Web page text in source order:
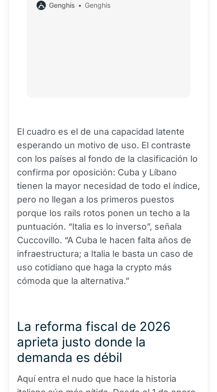
2025. Lee el informe completo.
Genghis Genghis
El cuadro es el de una capacidad latente
esperando un motivo de uso. El contraste
con los países al fondo de la clasificación lo
confirma por oposición: Cuba y Líbano
tienen la mayor necesidad de todo el índice,
pero no llegan a los primeros puestos
porque los rails rotos ponen un techo a la
puntuación. “Italia es lo inverso”, señala
Cuccovillo. “A Cuba le hacen falta años de
infraestructura; a Italia le basta un caso de
uso cotidiano que haga la crypto más
cómoda que la alternativa.”
La reforma fiscal de 2026
aprieta justo donde la
demanda es débil
Aquí entra el nudo que hace la historia